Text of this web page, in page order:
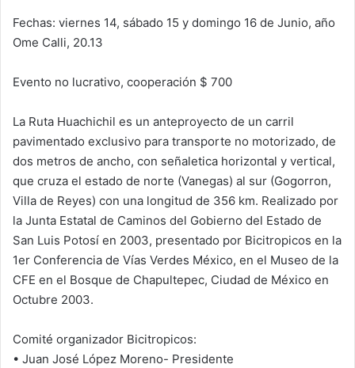
Fechas: viernes 14, sábado 15 y domingo 16 de Junio, año
Ome Calli, 20.13
Evento no lucrativo, cooperación $ 700
La Ruta Huachichil es un anteproyecto de un carril
pavimentado exclusivo para transporte no motorizado, de
dos metros de ancho, con señaletica horizontal y vertical,
que cruza el estado de norte (Vanegas) al sur (Gogorron,
Villa de Reyes) con una longitud de 356 km. Realizado por
la Junta Estatal de Caminos del Gobierno del Estado de
San Luis Potosí en 2003, presentado por Bicitropicos en la
1er Conferencia de Vías Verdes México, en el Museo de la
CFE en el Bosque de Chapultepec, Ciudad de México en
Octubre 2003.
Comité organizador Bicitropicos:
• Juan José López Moreno- Presidente